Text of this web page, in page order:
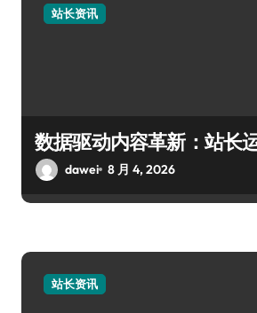
站长资讯
数据驱动内容革新：站长
dawei 8 月 4, 2026
站长资讯